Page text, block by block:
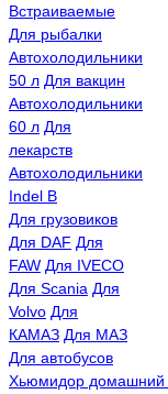
Встраиваемые
Для рыбалки
Автохолодильники
50 л Для вакцин
Автохолодильники
60 л Для
лекарств
Автохолодильники
Indel B
Для грузовиков
Для DAF Для
FAW Для IVECO
Для Scania Для
Volvo Для
КАМАЗ Для МАЗ
Для автобусов
Хьюмидор домашний